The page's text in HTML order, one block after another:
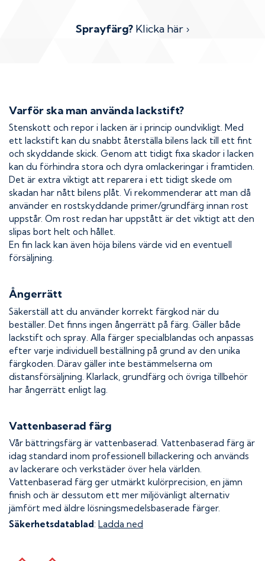
Sprayfärg? Klicka här ›
Varför ska man använda lackstift?
Stenskott och repor i lacken är i princip oundvikligt. Med
ett lackstift kan du snabbt återställa bilens lack till ett fint
och skyddande skick. Genom att tidigt fixa skador i lacken
kan du förhindra stora och dyra omlackeringar i framtiden.
Det är extra viktigt att reparera i ett tidigt skede om
skadan har nått bilens plåt. Vi rekommenderar att man då
använder en rostskyddande primer/grundfärg innan rost
uppstår. Om rost redan har uppstått är det viktigt att den
slipas bort helt och hållet.
En fin lack kan även höja bilens värde vid en eventuell
försäljning.
Ångerrätt
Säkerställ att du använder korrekt färgkod när du
beställer. Det finns ingen ångerrätt på färg. Gäller både
lackstift och spray. Alla färger specialblandas och anpassas
efter varje individuell beställning på grund av den unika
färgkoden. Därav gäller inte bestämmelserna om
distansförsäljning. Klarlack, grundfärg och övriga tillbehör
har ångerrätt enligt lag.
Vattenbaserad färg
Vår bättringsfärg är vattenbaserad. Vattenbaserad färg är
idag standard inom professionell billackering och används
av lackerare och verkstäder över hela världen.
Vattenbaserad färg ger utmärkt kulörprecision, en jämn
finish och är dessutom ett mer miljövänligt alternativ
jämfört med äldre lösningsmedelsbaserade färger.
Säkerhetsdatablad: Ladda ned